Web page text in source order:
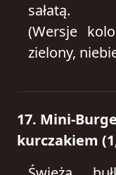
sałatą.
(Wersje
zielony,
17. Mini-
kurczakiem